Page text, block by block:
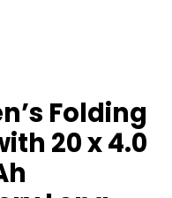
Folding
20 x 4.0